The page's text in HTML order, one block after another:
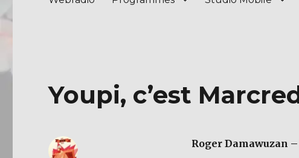
Youpi, c’est
Roger Damawuzan –